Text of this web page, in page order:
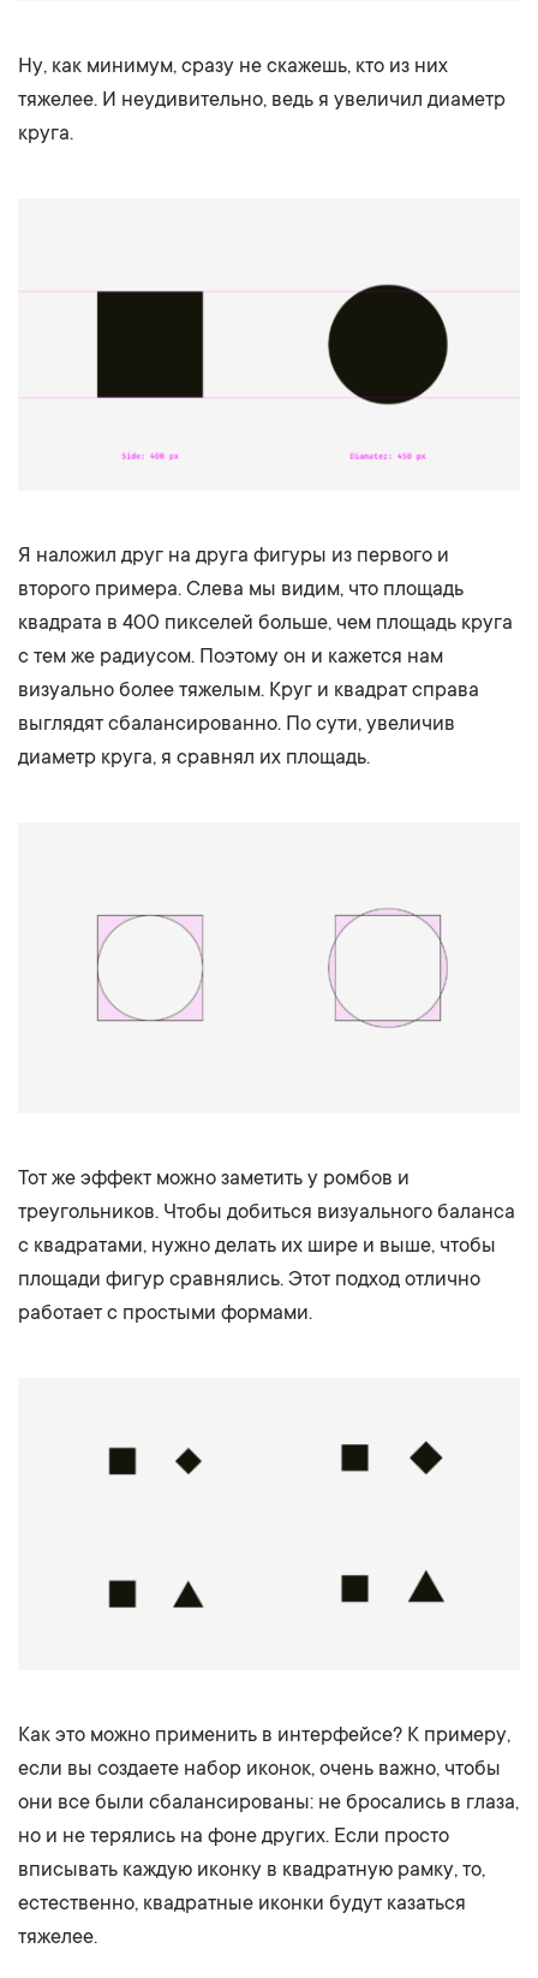
Ну, как минимум, сразу не скажешь, кто из них
тяжелее. И неудивительно, ведь я увеличил диаметр
круга.
Я наложил друг на друга фигуры из первого и
второго примера. Слева мы видим, что площадь
квадрата в 400 пикселей больше, чем площадь круга
с тем же радиусом. Поэтому он и кажется нам
визуально более тяжелым. Круг и квадрат справа
выглядят сбалансированно. По сути, увеличив
диаметр круга, я сравнял их площадь.
Тот же эффект можно заметить у ромбов и
треугольников. Чтобы добиться визуального баланса
с квадратами, нужно делать их шире и выше, чтобы
площади фигур сравнялись. Этот подход отлично
работает с простыми формами.
Как это можно применить в интерфейсе? К примеру,
если вы создаете набор иконок, очень важно, чтобы
они все были сбалансированы: не бросались в глаза,
но и не терялись на фоне других. Если просто
вписывать каждую иконку в квадратную рамку, то,
естественно, квадратные иконки будут казаться
тяжелее.